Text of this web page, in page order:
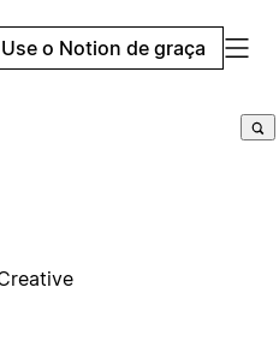
Use o Notion de graça